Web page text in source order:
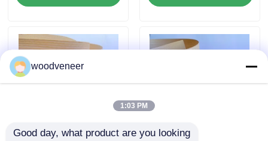
วีเนียร์ไม้ธรรมชาติ
ไม้วีเนียร์ปูพื้น
woodveneer
1:03 PM
Good day, what product are you looking